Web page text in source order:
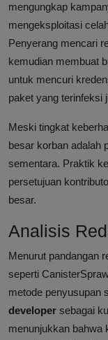
mengungkap
mengeksploitasi
Penyerang mencari
kemudian membuat
untuk mencuri
paket yang terinfeksi
Meski tingkat
besar korban adalah
sementara. Praktik
persetujuan
besar.
Analisis
Menurut pandangan
seperti
metode penyusupan
developer sebagai
menunjukkan bahwa